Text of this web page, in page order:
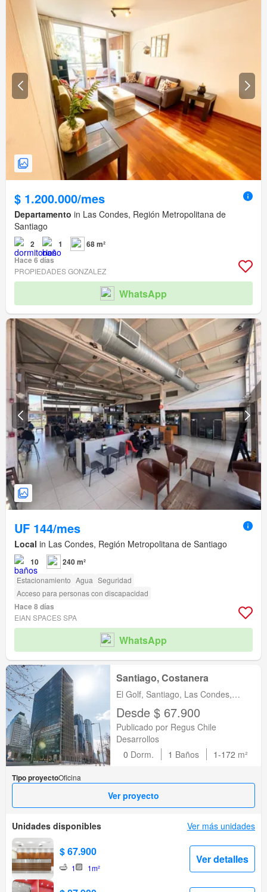
$ 1.200.000/mes
Departamento in Las Condes, Región Metropolitana de
Santiago
2 1
68 m²
Hace 6 días
PROPIEDADES GONZALEZ
WhatsApp
UF 144/mes
Local in Las Condes, Región Metropolitana de Santiago
10 240 m²
Estacionamiento Agua Seguridad
Acceso para personas con discapacidad
Hace 8 días
EIAN SPACES SPA
WhatsApp
Santiago, Costanera
El Golf, Santiago, Las Condes,
Metropolitana de Santiago
Desde $ 67.900
Publicado por Regus Chile
Desarrollos
0 Dorm. 1 Baños 1-172 m²
Tipo proyectoOficina
Ver proyecto
Unidades disponibles Ver más unidades
$ 67.900
1 1m²
Ver detalles